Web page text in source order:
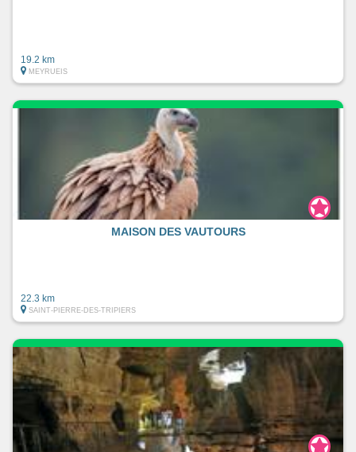
19.2 km
MEYRUEIS
MAISON DES VAUTOURS
22.3 km
SAINT-PIERRE-DES-TRIPIERS